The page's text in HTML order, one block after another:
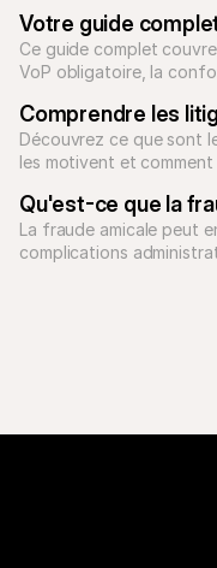
Votre guide
Ce guide complet
VoP obligatoire, la
Comprendre les
Découvrez ce que sont
les motivent et
Qu'est-ce que la
La fraude amicale peut
complications